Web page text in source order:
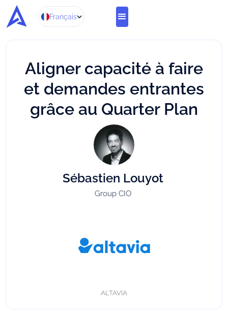
Français
Aligner capacité à faire
et demandes entrantes
grâce au Quarter Plan
Sébastien Louyot
Group CIO
ALTAVIA